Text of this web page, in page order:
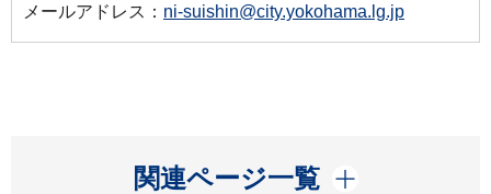
メールアドレス： ni-suishin@city.yokohama.lg.jp
関連ページ一覧
開く